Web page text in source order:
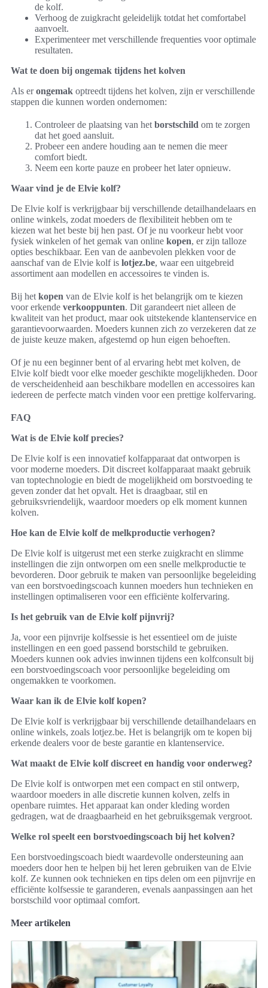
de kolf.
Verhoog de zuigkracht geleidelijk totdat het comfortabel
aanvoelt.
Experimenteer met verschillende frequenties voor optimale
resultaten.
Wat te doen bij ongemak tijdens het kolven
Als erongemak optreedt tijdens het kolven, zijn er verschillende
stappen die kunnen worden ondernomen:
Controleer de plaatsing van het borstschild om te zorgen
dat het goed aansluit.
Probeer een andere houding aan te nemen die meer
comfort biedt.
Neem een korte pauze en probeer het later opnieuw.
Waar vind je de Elvie kolf?
De Elvie kolf is verkrijgbaar bij verschillende detailhandelaars en
online winkels, zodat moeders de flexibiliteit hebben om te
kiezen wat het beste bij hen past. Of je nu voorkeur hebt voor
fysiek winkelen of het gemak van online kopen, er zijn talloze
opties beschikbaar. Een van de aanbevolen plekken voor de
aanschaf van de Elvie kolf is lotjez.be, waar een uitgebreid
assortiment aan modellen en accessoires te vinden is.
Bij het kopen van de Elvie kolf is het belangrijk om te kiezen
voor erkende verkooppunten. Dit garandeert niet alleen de
kwaliteit van het product, maar ook uitstekende klantenservice en
garantievoorwaarden. Moeders kunnen zich zo verzekeren dat ze
de juiste keuze maken, afgestemd op hun eigen behoeften.
Of je nu een beginner bent of al ervaring hebt met kolven, de
Elvie kolf biedt voor elke moeder geschikte mogelijkheden. Door
de verscheidenheid aan beschikbare modellen en accessoires kan
iedereen de perfecte match vinden voor een prettige kolfervaring.
FAQ
Wat is de Elvie kolf precies?
De Elvie kolf is een innovatief kolfapparaat dat ontworpen is
voor moderne moeders. Dit discreet kolfapparaat maakt gebruik
van toptechnologie en biedt de mogelijkheid om borstvoeding te
geven zonder dat het opvalt. Het is draagbaar, stil en
gebruiksvriendelijk, waardoor moeders op elk moment kunnen
kolven.
Hoe kan de Elvie kolf de melkproductie verhogen?
De Elvie kolf is uitgerust met een sterke zuigkracht en slimme
instellingen die zijn ontworpen om een snelle melkproductie te
bevorderen. Door gebruik te maken van persoonlijke begeleiding
van een borstvoedingscoach kunnen moeders hun technieken en
instellingen optimaliseren voor een efficiënte kolfervaring.
Is het gebruik van de Elvie kolf pijnvrij?
Ja, voor een pijnvrije kolfsessie is het essentieel om de juiste
instellingen en een goed passend borstschild te gebruiken.
Moeders kunnen ook advies inwinnen tijdens een kolfconsult bij
een borstvoedingscoach voor persoonlijke begeleiding om
ongemakken te voorkomen.
Waar kan ik de Elvie kolf kopen?
De Elvie kolf is verkrijgbaar bij verschillende detailhandelaars en
online winkels, zoals lotjez.be. Het is belangrijk om te kopen bij
erkende dealers voor de beste garantie en klantenservice.
Wat maakt de Elvie kolf discreet en handig voor onderweg?
De Elvie kolf is ontworpen met een compact en stil ontwerp,
waardoor moeders in alle discretie kunnen kolven, zelfs in
openbare ruimtes. Het apparaat kan onder kleding worden
gedragen, wat de draagbaarheid en het gebruiksgemak vergroot.
Welke rol speelt een borstvoedingscoach bij het kolven?
Een borstvoedingscoach biedt waardevolle ondersteuning aan
moeders door hen te helpen bij het leren gebruiken van de Elvie
kolf. Ze kunnen ook technieken en tips delen om een pijnvrije en
efficiënte kolfsessie te garanderen, evenals aanpassingen aan het
borstschild voor optimaal comfort.
Meer artikelen